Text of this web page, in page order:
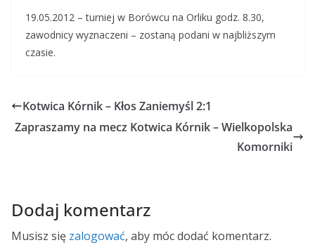
19.05.2012 – turniej w Borówcu na Orliku godz. 8.30,
zawodnicy wyznaczeni – zostaną podani w najbliższym
czasie.
Kotwica Kórnik – Kłos Zaniemyśl 2:1
Zapraszamy na mecz Kotwica Kórnik – Wielkopolska
Komorniki
Dodaj komentarz
Musisz się zalogować, aby móc dodać komentarz.